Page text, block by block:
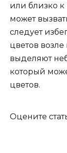
или близко к
может
следует
цветов
выделяют
который
цветов.
Оцените